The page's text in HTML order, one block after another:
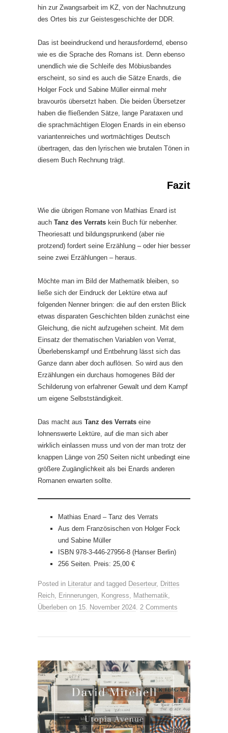
hin zur Zwangsarbeit im KZ, von der Nachnutzung
des Ortes bis zur Geistesgeschichte der DDR.
Das ist beeindruckend und herausfordernd, ebenso
wie es die Sprache des Romans ist. Denn ebenso
unendlich wie die Schleife des Möbiusbandes
erscheint, so sind es auch die Sätze Enards, die
Holger Fock und Sabine Müller einmal mehr
bravourös übersetzt haben. Die beiden Übersetzer
haben die fließenden Sätze, lange Parataxen und
die sprachmächtigen Elogen Enards in ein ebenso
variantenreiches und wortmächtiges Deutsch
übertragen, das den lyrischen wie brutalen Tönen in
diesem Buch Rechnung trägt.
Fazit
Wie die übrigen Romane von Mathias Enard ist
auch Tanz des Verrats kein Buch für nebenher.
Theoriesatt und bildungsprunkend (aber nie
protzend) fordert seine Erzählung – oder hier besser
seine zwei Erzählungen – heraus.
Möchte man im Bild der Mathematik bleiben, so
ließe sich der Eindruck der Lektüre etwa auf
folgenden Nenner bringen: die auf den ersten Blick
etwas disparaten Geschichten bilden zunächst eine
Gleichung, die nicht aufzugehen scheint. Mit dem
Einsatz der thematischen Variablen von Verrat,
Überlebenskampf und Entbehrung lässt sich das
Ganze dann aber doch auflösen. So wird aus den
Erzählungen ein durchaus homogenes Bild der
Schilderung von erfahrener Gewalt und dem Kampf
um eigene Selbstständigkeit.
Das macht aus Tanz des Verrats eine
lohnenswerte Lektüre, auf die man sich aber
wirklich einlassen muss und von der man trotz der
knappen Länge von 250 Seiten nicht unbedingt eine
größere Zugänglichkeit als bei Enards anderen
Romanen erwarten sollte.
Mathias Enard – Tanz des Verrats
Aus dem Französischen von Holger Fock
und Sabine Müller
ISBN 978-3-446-27956-8 (Hanser Berlin)
256 Seiten. Preis: 25,00 €
Posted in Literatur and tagged Deserteur, Drittes
Reich
Erinnerungen Kongress Mathematik
Überleben on 15. November 2024 2 Comments